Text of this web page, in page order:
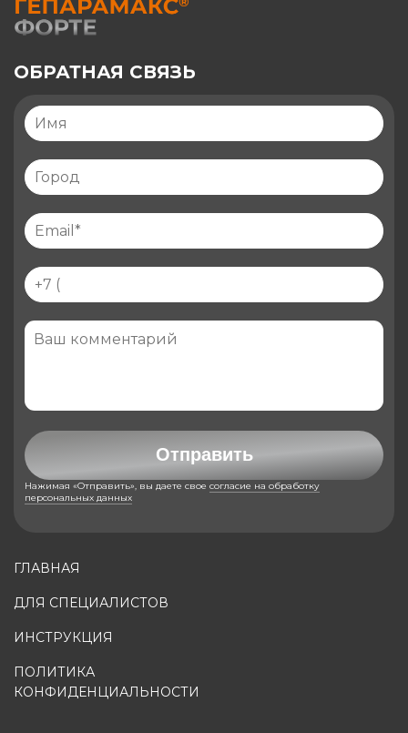
ГЛАВНАЯ
ДЛЯ СПЕЦИАЛИСТОВ
ИНСТРУКЦИЯ
ПОЛИТИКА
КОНФИДЕНЦИАЛЬНОСТИ
ОБРАТНАЯ СВЯЗЬ
Отправить
Нажимая «Отправить», вы даете свое согласие на обработку
персональных данных